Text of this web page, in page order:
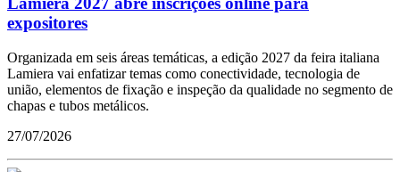
expositores
Organizada em seis áreas temáticas, a edição 2027 da feira italiana
Lamiera vai enfatizar temas como conectividade, tecnologia de
união, elementos de fixação e inspeção da qualidade no segmento de
chapas e tubos metálicos.
27/07/2026